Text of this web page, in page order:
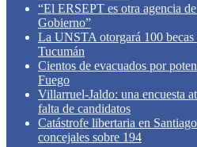
“El ERSEPT es otra agencia
Gobierno”
La UNSTA otorgará 100 becas
Tucumán
Cientos de evacuados por
Fuego
Villarruel-Jaldo: una encuesta
falta de candidatos
Catástrofe libertaria en
concejales sobre 194